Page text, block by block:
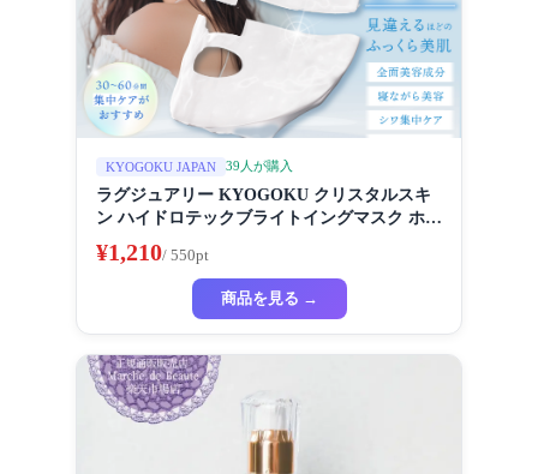
KYOGOKU JAPAN 39人が購入
ラグジュアリー KYOGOKU クリスタルスキ
ン ハイドロテックブライトイングマスク ホワ
フェイスパック ビューティーサロン監修者 シ
ートマスク ハイドラ 美容液
¥1,210/ 550pt
商品を見る →